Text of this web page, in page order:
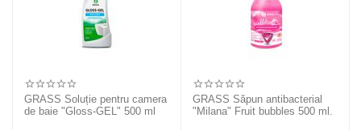
GRASS Soluție pentru camera
de baie "Gloss-GEL" 500 ml
GRASS Săpun antibacterial
"Milana" Fruit bubbles 500 ml.